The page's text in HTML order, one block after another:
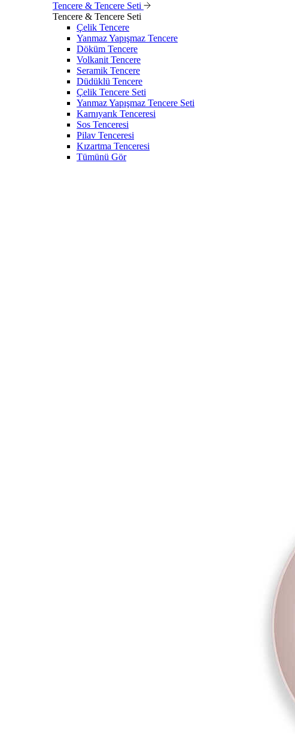
Tencere & Tencere Seti
Tencere & Tencere Seti
Çelik Tencere
Yanmaz Yapışmaz Tencere
Döküm Tencere
Volkanit Tencere
Seramik Tencere
Düdüklü Tencere
Çelik Tencere Seti
Yanmaz Yapışmaz Tencere Seti
Karnıyarık Tenceresi
Sos Tenceresi
Pilav Tenceresi
Kızartma Tenceresi
Tümünü Gör